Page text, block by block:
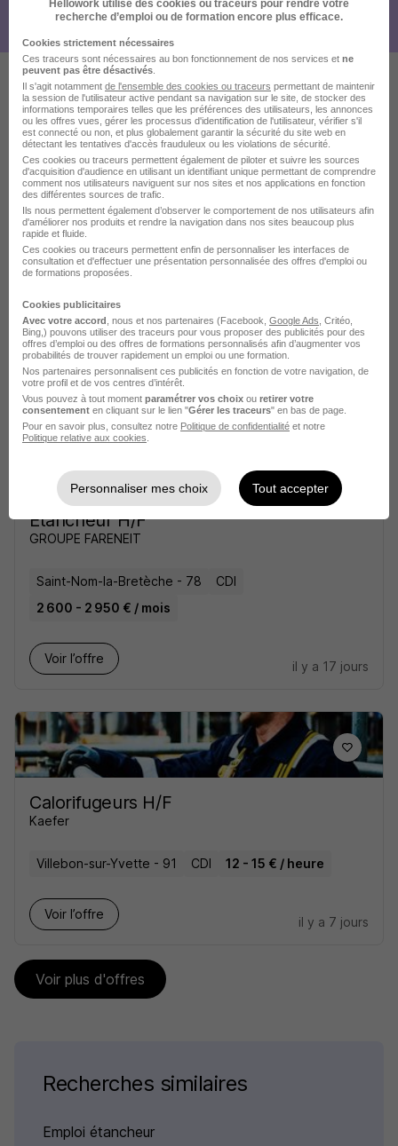
Ces offres pourraient aussi
vous intéresser
Etancheur H/F
Antony - 92 CDI
Voir l’offre
Etancheur H/F
GROUPE FARENEIT
Saint-Nom-la-Bretèche - 78
CDI
2 600 - 2 950 € / mois
Voir l’offre
il y a 17 jours
Calorifugeurs H/F
Kaefer
Villebon-sur-Yvette - 91 CDI 12 - 15 € / heure
Voir l’offre
il y a 7 jours
Voir plus d'offres
Recherches similaires
Emploi étancheur
Hellowork utilise des cookies ou traceurs pour rendre votre
recherche d’emploi ou de formation encore plus efficace.
Cookies strictement nécessaires
Ces traceurs sont nécessaires au bon fonctionnement de nos services et ne
peuvent pas être désactivés
Il s'agit notamment de l'ensemble des cookies ou traceurs permettant de maintenir
la session de l'utilisateur active pendant sa navigation sur le site, de stocker des
informations temporaires telles que les préférences des utilisateurs, les annonces
ou les offres vues, gérer les processus d'identification de l'utilisateur, vérifier s'il
est connecté ou non, et plus globalement garantir la sécurité du site web en
détectant les tentatives d'accès frauduleux ou les violations de sécurité.
Ces cookies ou traceurs permettent également de piloter et suivre les sources
d'acquisition d'audience en utilisant un identifiant unique permettant de comprendre
comment nos utilisateurs naviguent sur nos sites et nos applications en fonction
des différentes sources de trafic.
Ils nous permettent également d’observer le comportement de nos utilisateurs afin
d'améliorer nos produits et rendre la navigation dans nos sites beaucoup plus
rapide et fluide.
Ces cookies ou traceurs permettent enfin de personnaliser les interfaces de
consultation et d'effectuer une présentation personnalisée des offres d'emploi ou
de formations proposées.
Cookies publicitaires
Avec votre accord , nous et nos partenaires (Facebook, Google Ads , Critéo,
Bing,) pouvons utiliser des traceurs pour vous proposer des publicités pour des
offres d’emploi ou des offres de formations personnalisés afin d’augmenter vos
probabilités de trouver rapidement un emploi ou une formation.
Nos partenaires personnalisent ces publicités en fonction de votre navigation, de
votre profil et de vos centres d’intérêt.
Vous pouvez à tout moment paramétrer vos choix ou retirer votre
consentement en cliquant sur le lien "Gérer les traceurs" en bas de page.
Pour en savoir plus, consultez notre Politique de confidentialité et notre
Politique relative aux cookies
Personnaliser mes choix Tout accepter